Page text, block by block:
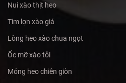
Nui xào thịt heo
Tim lợn xào giá
Lòng heo xào chua ngọt
Ốc mỡ xào tỏi
Móng heo chiên giòn